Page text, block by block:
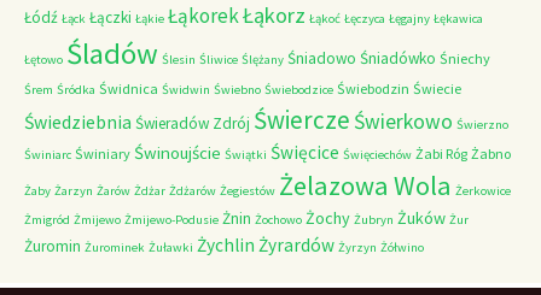
Łódź Łąck Łączki Łąkie ŁąkorekŁąkorz Łąkoć Łęczyca Łęgajny Łękawica
Łętowo Śladów Ślesin Śliwice Ślężany Śniadowo Śniadówko Śniechy
Śrem Śródka Świdnica Świdwin Świebno Świebodzice Świebodzin Świecie
Świedziebnia Świeradów Zdrój Świercze Świerkowo Świerzno
Świniarc Świniary Świnoujście Świątki Święcice Święciechów Żabi Róg Żabno
Żaby Żarzyn Żarów Żdżar Żdżarów Żegiestów Żelazowa Wola Żerkowice
Żmigród Żmijewo Żmijewo-Podusie Żnin Żochowo Żochy Żubryn Żuków Żur
Żuromin Żurominek Żuławki Żychlin Żyrardów Żyrzyn Żółwino